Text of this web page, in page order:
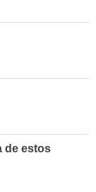
de estos